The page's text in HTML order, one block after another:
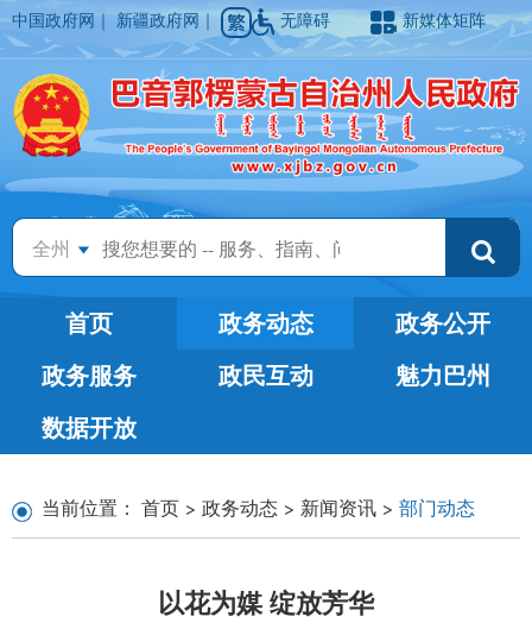
中国政府网 ｜新疆政府网 ｜ 无障碍 新媒体矩阵
全州
首页 政务动态
政务公开
政务服务
政民互动
魅力巴州
数据开放
当前位置： 首页 > 政务动态 > 新闻资讯 > 部门动态
以花为媒 绽放芳华